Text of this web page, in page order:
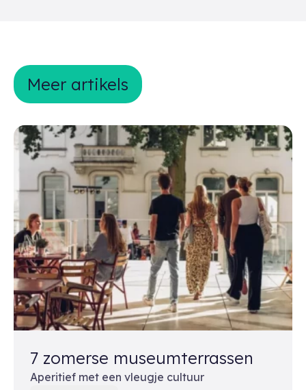
Meer artikels
Meer artikels
7 zomerse museumterrassen
Aperitief met een vleugje cultuur